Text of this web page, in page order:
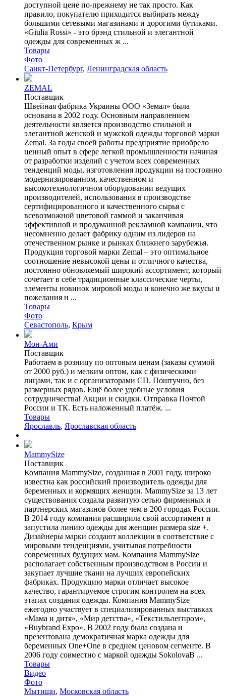
доступной цене по-прежнему не так просто. Как
правило, покупателю приходится выбирать между
большими сетевыми магазинами и дорогими бутиками.
«Giulia Rossi» - это брэнд стильной и элегантной
одежды для современных ж ...
Товары
Фото
Санкт-Петербург, Ленинградская область
ZEMAL
Поставщик
Швейная фабрика Украины ООО «Земал» была
основана в 2002 году. Основным направлением
деятельности является производство стильной и
элегантной женской и мужской одежды торговой марки
Zemal. За годы своей работы предприятие приобрело
ценный опыт в сфере легкой промышленности начиная
от разработки изделий с учетом всех современных
тенденций моды, изготовления продукции на постоянно
модернизированном, качественном и
высокотехнологичном оборудовании ведущих
производителей, использования в производстве
сертифицированного и качественного сырья с
всевозможной цветовой гаммой и заканчивая
эффективной и продуманной рекламной кампании, что
несомненно делает фабрику одним из лидеров на
отечественном рынке и рынках ближнего зарубежья.
Продукция торговой марки Zemal – это оптимальное
соотношение невысокой цены и отличного качества,
постоянно обновляемый широкий ассортимент, который
сочетает в себе традиционные классические черты,
элементы новинок мировой моды и конечно же вкусы и
пожелания н ...
Товары
Фото
Севастополь, Крым
Мон-Ами
Поставщик
Работаем в розницу по оптовым ценам (заказы суммой
от 2000 руб.) и мелким оптом, как с физическими
лицами, так и с организаторами СП. Поштучно, без
размерных рядов. Ещё более удобные условия
сотрудничества! Акции и скидки. Отправка Почтой
России и ТК. Есть наложенный платёж. ...
Товары
Ярославль, Ярославская область
MammySize
Поставщик
Компания MammySize, созданная в 2001 году, широко
известна как российский производитель одежды для
беременных и кормящих женщин. MammySize за 13 лет
существования создала развитую сетью фирменных и
партнерских магазинов более чем в 200 городах России.
В 2014 году компания расширила свой ассортимент и
запустила линию одежды для женщин размера size +.
Дизайнеры марки создают коллекции в соответствие с
мировыми тенденциями, учитывая потребности
современных будущих мам. Компания MammySize
располагает собственным производством в России и
закупает лучшие ткани на лучших европейских
фабриках. Продукцию марки отличает высокое
качество, гарантируемое строгим контролем на всех
этапах создания одежды. Компания MammySize
ежегодно участвует в специализированных выставках
«Мама и дитя», «Мир детства», «Текстильлегпром»,
«Buybrand Expo». В 2002 году была создана и
презентована демократичная марка одежды для
беременных One+One в среднем ценовом сегменте. В
2006 году совместно с маркой одежды SokolovaB ...
Товары
Видео
Фото
Мытищи, Московская область